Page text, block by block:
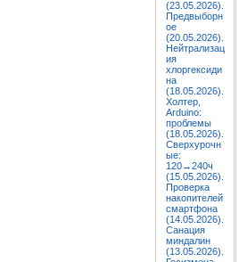
(23.05.2026).
Предвыборн
ое
(20.05.2026).
Нейтрализац
ия
хлоргексиди
на
(18.05.2026).
Холтер,
Arduino:
проблемы
(18.05.2026).
Сверхурочн
ые:
120→240ч
(15.05.2026).
Проверка
накопителей
смартфона
(14.05.2026).
Санация
миндалин
(13.05.2026).